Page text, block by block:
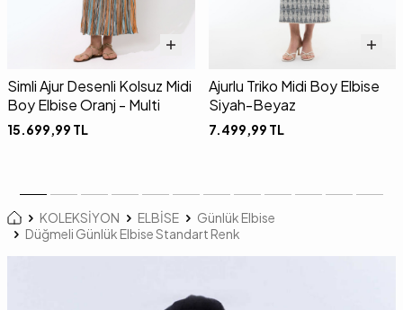
Simli Ajur Desenli Kolsuz Midi
Boy Elbise Oranj - Multi
15.699,99 TL
Ajurlu Triko Midi Boy Elbise
Siyah-Beyaz
7.499,99 TL
KOLEKSİYON ELBİSE
Günlük Elbise
Düğmeli Günlük Elbise Standart Renk